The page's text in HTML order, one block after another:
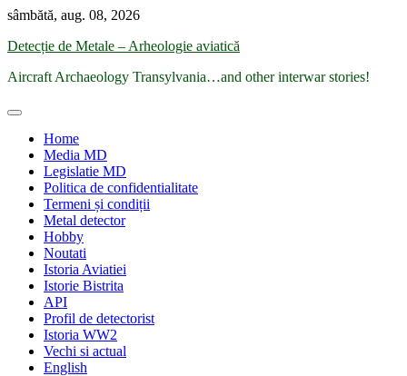
Skip
content
sâmbătă, aug. 08, 2026
Detecție de Metale – Arheologie aviatică
Aircraft Archaeology Transylvania…and other interwar stories!
Home
Media MD
Legislatie MD
Politica de confidentialitate
Termeni și condiții
Metal detector
Hobby
Noutati
Istoria Aviatiei
Istorie Bistrita
API
Profil de detectorist
Istoria WW2
Vechi si actual
English